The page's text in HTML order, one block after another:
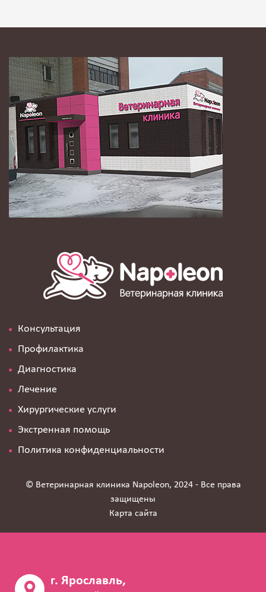
Консультация
Профилактика
Диагностика
Лечение
Хирургические услуги
Экстренная помощь
Политика конфиденциальности
© Ветеринарная клиника Napoleon, 2024 - Все права
защищены
Карта сайта
г. Ярославль,